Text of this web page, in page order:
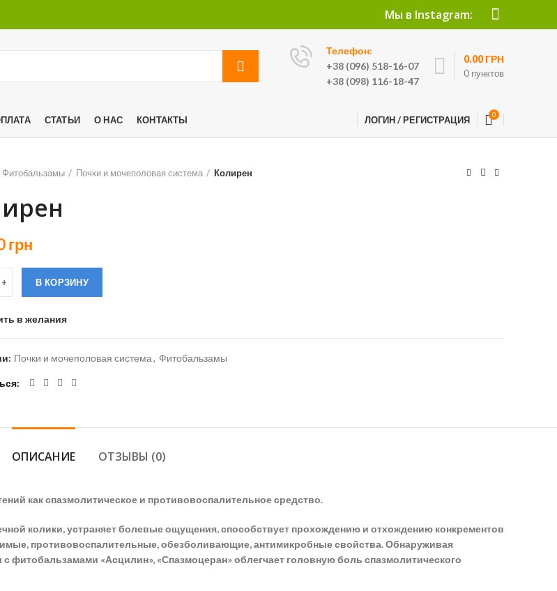
Мы в Instagram:
Телефон:
+38 (096) 518-16-07
+38 (098) 116-18-47
0 пунктов
0.00ГРН
СТАТЬИ О НАС КОНТАКТЫ ЛОГИН / РЕГИСТРАЦИЯ 0
Фитобальзамы Почки и мочеполовая система Колирен
грн
В КОРЗИНУ
в желания
Почки и мочеполовая система, Фитобальзамы
ОПИСАНИЕ ОТЗЫВЫ (0)
как спазмолитическое и противовоспалительное средство.
колики, устраняет болевые ощущения, способствует прохождению и отхождению конкрементов
противовоспалительные, обезболивающие, антимикробные свойства. Обнаруживая
фитобальзамами «Асцилин», «Спазмоцеран» облегчает головную боль спазмолитического